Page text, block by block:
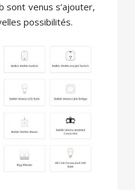
sont venus s’ajouter,
possibilités.